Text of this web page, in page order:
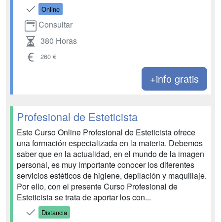
Online
Consultar
380 Horas
260 €
+info gratis
Profesional de Esteticista
Este Curso Online Profesional de Esteticista ofrece
una formación especializada en la materia. Debemos
saber que en la actualidad, en el mundo de la imagen
personal, es muy importante conocer los diferentes
servicios estéticos de higiene, depilación y maquillaje.
Por ello, con el presente Curso Profesional de
Esteticista se trata de aportar los con...
Distancia